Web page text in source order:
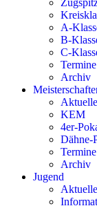
A-
B-
C-
Termine
Archiv
KEM
4er-
Dähne-
Termine
Archiv
Jugend